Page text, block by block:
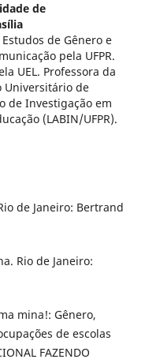
de
de Gênero e
pela UFPR.
UEL. Professora da
Universitário de
de Investigação em
(LABIN/UFPR).
de Janeiro: Bertrand
Rio de Janeiro:
mina!: Gênero,
de escolas
FAZENDO